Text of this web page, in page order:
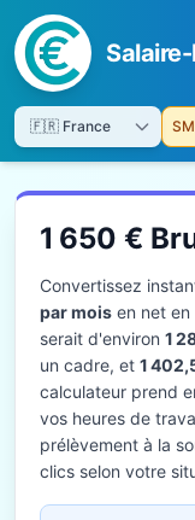
1 650 €
Convertissez
par mois en net
serait d'environ 1
un cadre, et 1
calculateur prend
vos heures de
prélèvement à la
clics selon votre